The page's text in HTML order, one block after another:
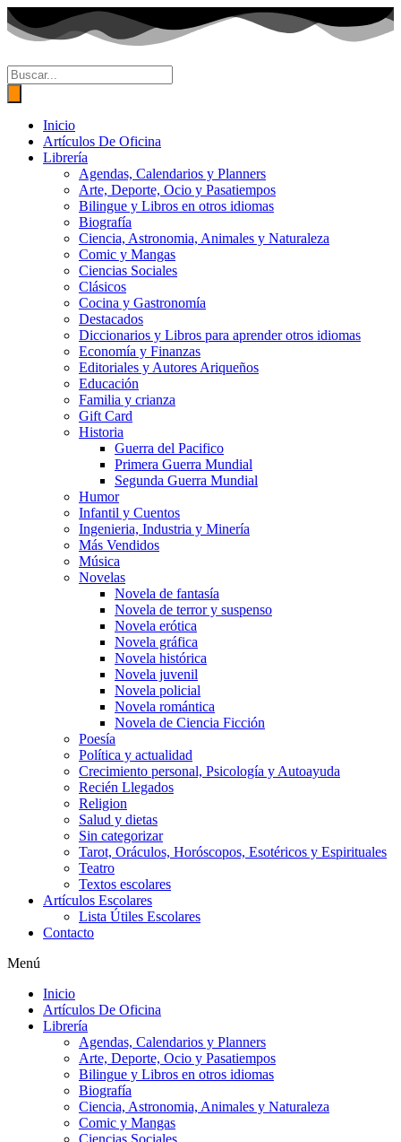
Ir
al
contenido
Búsqueda
de
productos
Inicio
Artículos De Oficina
Librería
Agendas, Calendarios y Planners
Arte, Deporte, Ocio y Pasatiempos
Bilingue y Libros en otros idiomas
Biografía
Ciencia, Astronomia, Animales y Naturaleza
Comic y Mangas
Ciencias Sociales
Clásicos
Cocina y Gastronomía
Destacados
Diccionarios y Libros para aprender otros idiomas
Economía y Finanzas
Editoriales y Autores Ariqueños
Educación
Familia y crianza
Gift Card
Historia
Guerra del Pacifico
Primera Guerra Mundial
Segunda Guerra Mundial
Humor
Infantil y Cuentos
Ingenieria, Industria y Minería
Más Vendidos
Música
Novelas
Novela de fantasía
Novela de terror y suspenso
Novela erótica
Novela gráfica
Novela histórica
Novela juvenil
Novela policial
Novela romántica
Novela de Ciencia Ficción
Poesía
Política y actualidad
Crecimiento personal, Psicología y Autoayuda
Recién Llegados
Religion
Salud y dietas
Sin categorizar
Tarot, Oráculos, Horóscopos, Esotéricos y Espirituales
Teatro
Textos escolares
Artículos Escolares
Lista Útiles Escolares
Contacto
Menú
Inicio
Artículos De Oficina
Librería
Agendas, Calendarios y Planners
Arte, Deporte, Ocio y Pasatiempos
Bilingue y Libros en otros idiomas
Biografía
Ciencia, Astronomia, Animales y Naturaleza
Comic y Mangas